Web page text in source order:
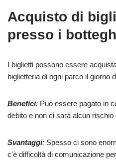
Acquisto di
presso i
I biglietti possono essere
biglietteria di ogni parco il giorno
Benefici: Può essere pagato in
debito e non ci sarà alcun
Svantaggi: Spesso ci sono
c'è difficoltà di comunicazione